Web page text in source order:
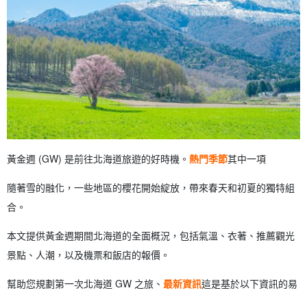
3.2函館地區推薦的 GW 景點。
3.2.1五稜郭公園
3.2.2函館早市
3.3富良野、美瑛地區的壯觀景點
3.3.1白金藍池
3.3.2拼布之路
3.3.3富良野乳酪工廠
3.4 欣賞知床和東北海道的自然美景
3.4.1知床五湖
3.4.2釧路沼澤
3.4.3馬祖湖
3.5.1 松前公園
3.6.1函館山
3.6.2托亞湖
4北海道 GW 會很擁擠嗎？ 熱門觀光地點的擁擠情況
4.1何時是北海道 GW 的擠塞高峰期？
黃金週 (GW) 是前往北海道旅遊的好時機。 熱門季節其中一項
隨著雪的融化，一些地區的櫻花開始綻放，帶來春天和初夏的獨特組
合。
本文提供黃金週期間北海道的全面概況，包括氣溫、衣著、推薦觀光
景點、人潮，以及機票和飯店的報價。
幫助您規劃第一次北海道 GW 之旅、 最新資訊這是基於以下資訊的易